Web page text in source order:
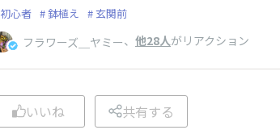
初心者 鉢植え 玄関前
フラワーズ＿ヤミー、 他28人がリアクション
いいね 共有する